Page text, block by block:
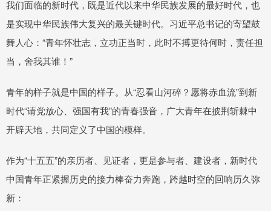
我们面临的新时代，既是近代以来中华民族发展的最好时代，也
是实现中华民族伟大复兴的最关键时代。习近平总书记的寄望鼓
舞人心：“青年怀壮志，立功正当时，此时不搏更待何时，责任担
当，舍我其谁！”
青年的样子就是中国的样子。从“忍看山河碎？愿将赤血流”到新
时代“请党放心、强国有我”的青春强音，广大青年在披荆斩棘中
开辟天地，共同定义了中国的模样。
作为“十五五”的亲历者、见证者，更是参与者、建设者，新时代
中国青年正紧握历史的接力棒奋力奔跑，跨越时空的回响历久弥
新：